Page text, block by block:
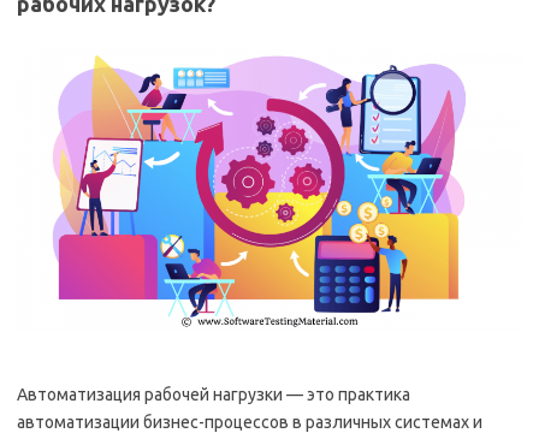
Автоматизация рабочей нагрузки — это практика
автоматизации бизнес-процессов в различных системах и